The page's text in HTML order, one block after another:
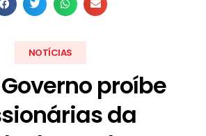
NOTÍCIAS
Governo proíbe
da